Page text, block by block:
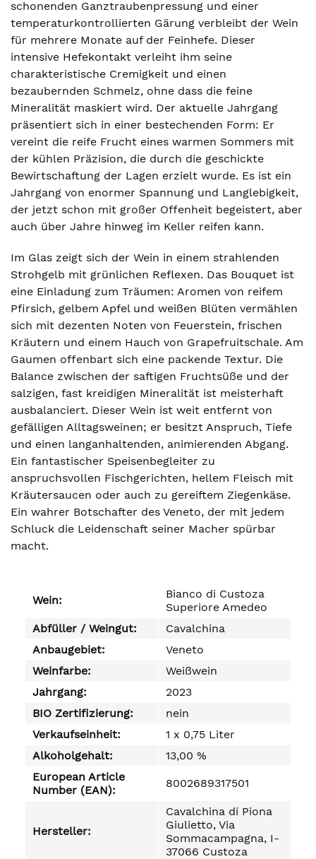
schonenden Ganztraubenpressung und einer
temperaturkontrollierten Gärung verbleibt der Wein
für mehrere Monate auf der Feinhefe. Dieser
intensive Hefekontakt verleiht ihm seine
charakteristische Cremigkeit und einen
bezaubernden Schmelz, ohne dass die feine
Mineralität maskiert wird. Der aktuelle Jahrgang
präsentiert sich in einer bestechenden Form: Er
vereint die reife Frucht eines warmen Sommers mit
der kühlen Präzision, die durch die geschickte
Bewirtschaftung der Lagen erzielt wurde. Es ist ein
Jahrgang von enormer Spannung und Langlebigkeit,
der jetzt schon mit großer Offenheit begeistert, aber
auch über Jahre hinweg im Keller reifen kann.
Im Glas zeigt sich der Wein in einem strahlenden
Strohgelb mit grünlichen Reflexen. Das Bouquet ist
eine Einladung zum Träumen: Aromen von reifem
Pfirsich, gelbem Apfel und weißen Blüten vermählen
sich mit dezenten Noten von Feuerstein, frischen
Kräutern und einem Hauch von Grapefruitschale. Am
Gaumen offenbart sich eine packende Textur. Die
Balance zwischen der saftigen Fruchtsüße und der
salzigen, fast kreidigen Mineralität ist meisterhaft
ausbalanciert. Dieser Wein ist weit entfernt von
gefälligen Alltagsweinen; er besitzt Anspruch, Tiefe
und einen langanhaltenden, animierenden Abgang.
Ein fantastischer Speisenbegleiter zu
anspruchsvollen Fischgerichten, hellem Fleisch mit
Kräutersaucen oder auch zu gereiftem Ziegenkäse.
Ein wahrer Botschafter des Veneto, der mit jedem
Schluck die Leidenschaft seiner Macher spürbar
macht.
Wein:
Bianco di Custoza
Superiore Amedeo
Abfüller / Weingut:
Cavalchina
Anbaugebiet:
Veneto
Weinfarbe:
Weißwein
Jahrgang:
2023
BIO Zertifizierung:
nein
Verkaufseinheit:
1 x 0,75 Liter
Alkoholgehalt:
13,00 %
European Article
Number (EAN):
8002689317501
Hersteller:
Cavalchina di Piona
Giulietto, Via
Sommacampagna, I-
37066 Custoza